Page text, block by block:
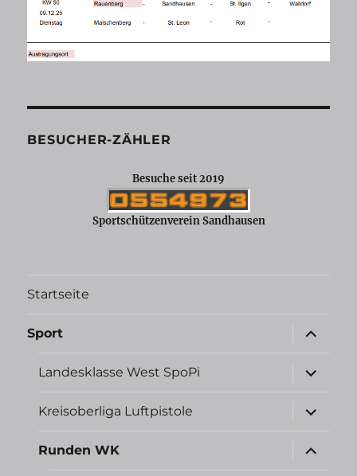
BESUCHER-ZÄHLER
Besuche seit 2019
Sportschützenverein Sandhausen
Startseite
Sport
öffnen
Landesklasse West SpoPi
öffnen
Kreisoberliga Luftpistole
öffnen
Runden WK
öffnen